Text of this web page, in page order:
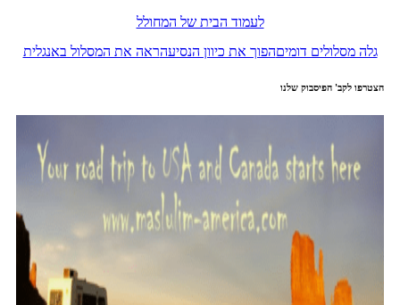
לעמוד הבית של המחולל
גלה מסלולים דומיםהפוך את כיוון הנסיעהראה את המסלול באנגלית
הצטרפו לקב' הפיסבוק שלנו